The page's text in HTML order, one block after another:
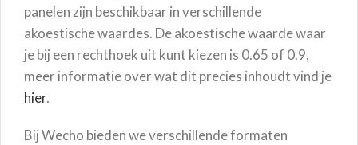
panelen zijn beschikbaar in verschillende
akoestische waardes. De akoestische waarde waar
je bij een rechthoek uit kunt kiezen is 0.65 of 0.9,
meer informatie over wat dit precies inhoudt vind je
hier.
Bij Wecho bieden we verschillende formaten